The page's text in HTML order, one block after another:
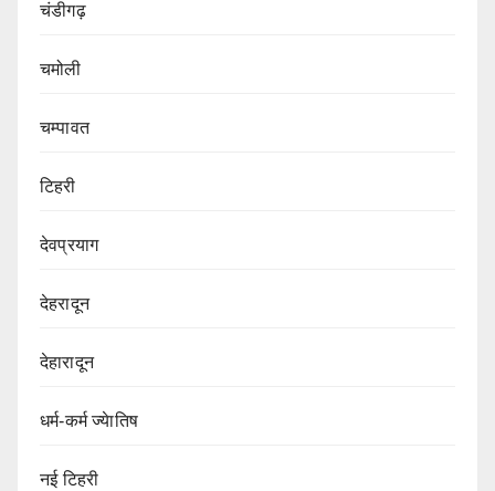
चंडीगढ़
चमोली
चम्पावत
टिहरी
देवप्रयाग
देहरादून
देहारादून
धर्म-कर्म ज्येातिष
नई टिहरी